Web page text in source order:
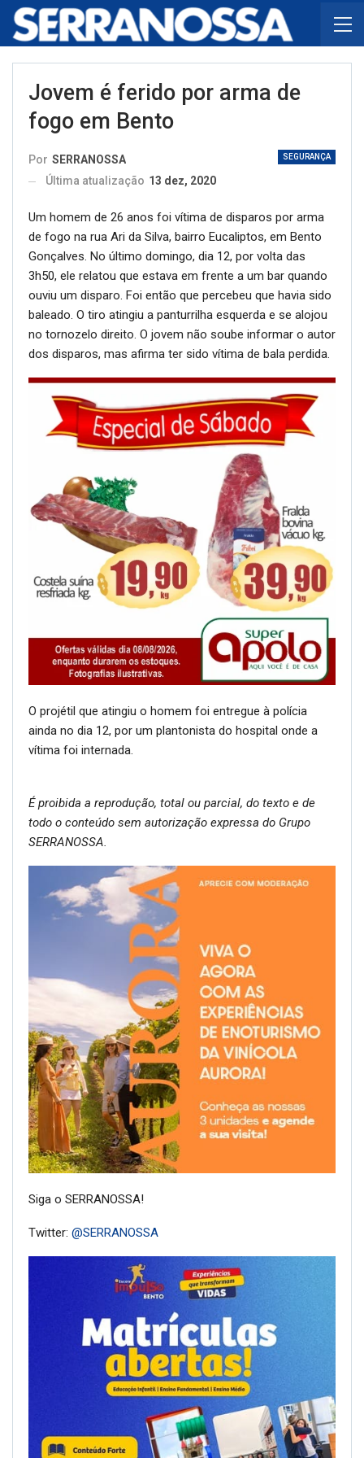
Jovem é ferido por arma de
fogo em Bento
SEGURANÇA
Por SERRANOSSA
Última atualização 13 dez, 2020
Um homem de 26 anos foi vítima de disparos por arma
de fogo na rua Ari da Silva, bairro Eucaliptos, em Bento
Gonçalves. No último domingo, dia 12, por volta das
3h50, ele relatou que estava em frente a um bar quando
ouviu um disparo. Foi então que percebeu que havia sido
baleado. O tiro atingiu a panturrilha esquerda e se alojou
no tornozelo direito. O jovem não soube informar o autor
dos disparos, mas afirma ter sido vítima de bala perdida.
O projétil que atingiu o homem foi entregue à polícia
ainda no dia 12, por um plantonista do hospital onde a
vítima foi internada.
É proibida a reprodução, total ou parcial, do texto e de
todo o conteúdo sem autorização expressa do Grupo
SERRANOSSA.
Siga o SERRANOSSA!
Twitter: @SERRANOSSA